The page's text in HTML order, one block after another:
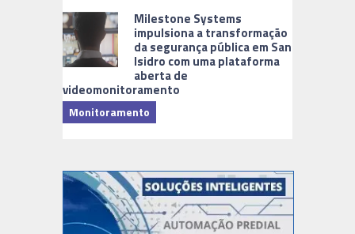
Milestone Systems
impulsiona a transformação
da segurança pública em San
Isidro com uma plataforma
aberta de
videomonitoramento
Monitoramento